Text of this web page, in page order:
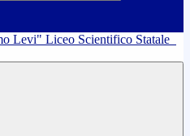
Liceo Scientifico Statale